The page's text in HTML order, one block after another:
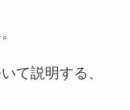
て説明する、